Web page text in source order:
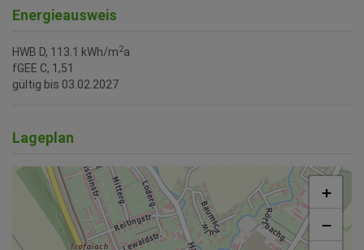
Energieausweis
HWB D, 113.1 kWh/m2a
fGEE C, 1,51
gültig bis 03.02.2027
Lageplan
+
−